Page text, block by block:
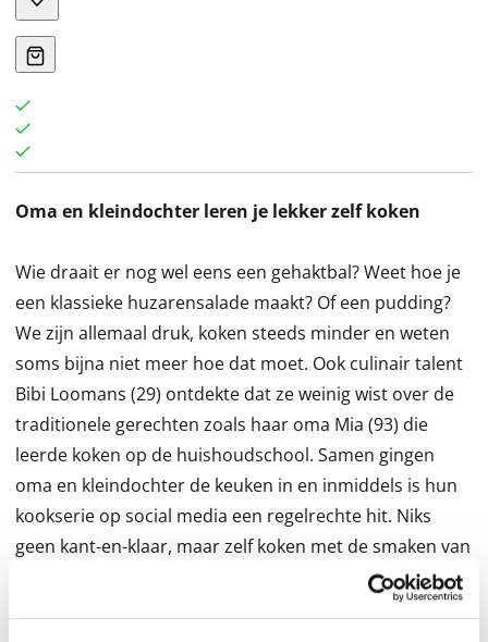
Oma en kleindochter leren je lekker zelf koken
Wie draait er nog wel eens een gehaktbal? Weet hoe je
een klassieke huzarensalade maakt? Of een pudding?
We zijn allemaal druk, koken steeds minder en weten
soms bijna niet meer hoe dat moet. Ook culinair talent
Bibi Loomans (29) ontdekte dat ze weinig wist over de
traditionele gerechten zoals haar oma Mia (93) die
leerde koken op de huishoudschool. Samen gingen
oma en kleindochter de keuken in en inmiddels is hun
kookserie op social media een regelrechte hit. Niks
geen kant-en-klaar, maar zelf koken met de smaken van
vroeger én nu, want Bibi zorgt voor de moderne twist.